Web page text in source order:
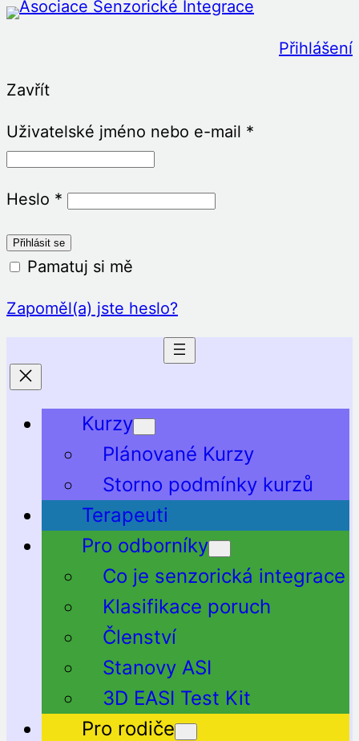
Přeskočit
Přihlášení
Zavřít
Uživatelské jméno nebo e-mail *
Heslo *
Pamatuj si mě
Zapoměl(a) jste heslo?
Kurzy
Plánované Kurzy
Storno podmínky kurzů
Terapeuti
Pro odborníky
Co je senzorická integrace
Klasifikace poruch
Členství
Stanovy ASI
3D EASI Test Kit
Pro rodiče